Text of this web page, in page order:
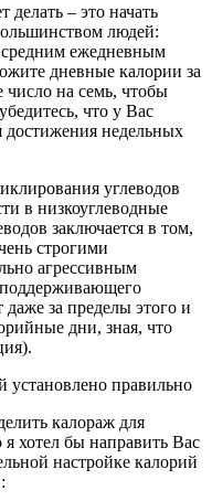
– это начать
людей:
ежедневным
дневные калории за
число на семь, чтобы
что у Вас
недельных
углеводов
в низкоуглеводные
заключается в том,
строгими
агрессивным
за пределы этого и
дни, зная, что
установлено правильно
калораж для
хотел бы направить Вас
настройке калорий